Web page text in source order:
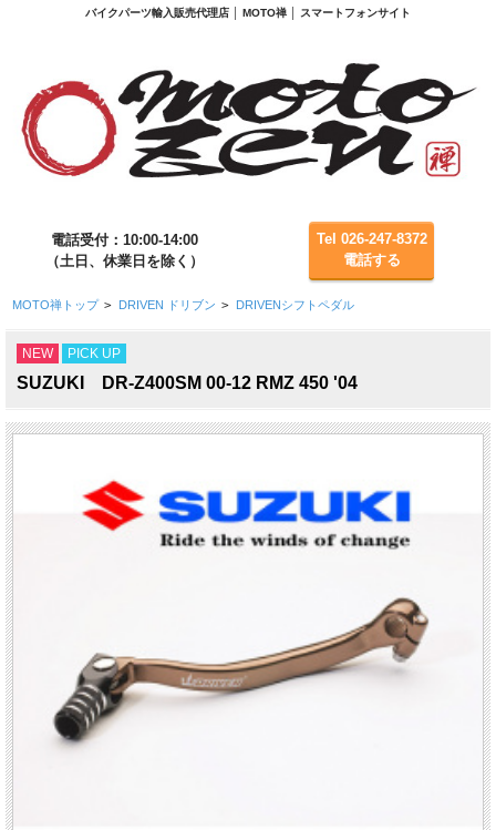
バイクパーツ輸入販売代理店 │ MOTO禅 │ スマートフォンサイト
電話受付：10:00-14:00
（土日、休業日を除く）
Tel 026-247-8372
電話する
MOTO禅トップ > DRIVEN ドリブン > DRIVENシフトペダル
NEW PICK UP
SUZUKI DR-Z400SM 00-12 RMZ 450 '04